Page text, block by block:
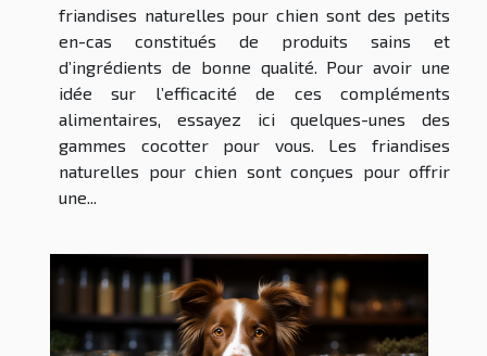
friandises naturelles pour chien sont des petits
en-cas constitués de produits sains et
d’ingrédients de bonne qualité. Pour avoir une
idée sur l’efficacité de ces compléments
alimentaires, essayez ici quelques-unes des
gammes cocotter pour vous. Les friandises
naturelles pour chien sont conçues pour offrir
une...